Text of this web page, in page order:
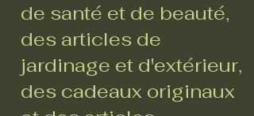
de santé et de beauté,
des articles de
jardinage et d'extérieur,
des cadeaux originaux